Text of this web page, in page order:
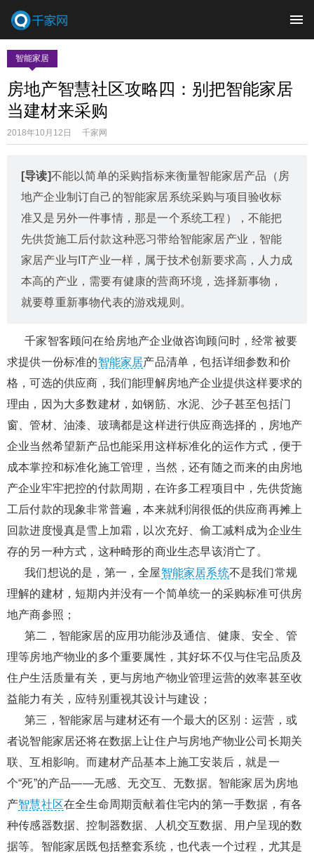
智能家居
房地产智慧社区攻略四：别把智能家居
当建材来采购
2018年10月12日 千家网
[导读]不能以简单的采购指标来衡量智能家居产品（房
地产企业制订自己的智能家居系统采购与项目验收标
准又是另外一件事情，那是一个系统工程），不能把
先供货施工后付款这种恶习带给智能家居产业，智能
家居产业与IT产业一样，属于技术创新要求高，人力成
本高的产业，需要有健康的营商环境，选择新事物，
就要尊重新事物代表的游戏规则。
千家智客顾问在给房地产企业做咨询顾问时，经常被要
求提供一份标准的智能家居产品清单，包括详细参数和价
格，可选的供应商，我们能理解房地产企业提供这样要求的
理由，因为大多数建材，如钢筋、水泥、沙子甚至包括门
窗、管材、油漆、玻璃都是这样进行供应商选择的，房地产
企业当然希望新产品也能采用这样标准化的运作方式，便于
成本掌控和标准化施工管理，当然，还有随之而来的由房地
产企业牢牢把控的付款周期，在许多工程项目中，先供货施
工后付款的现象非常普遍，本来就利润很低的供应商再摊上
回款进度慢真是雪上加霜，以次充好、偷工减料成为企业生
存的另一种方式，这种畸形的商业生态早该消亡了。
我们想说的是，第一，全屋智能家居系统不是我们常规
理解的建材，短期内并没有一个简单统一的采购标准可供房
地产商参照；
第二，智能家居的应用功能涉及通信、健康、安全、管
理等房地产物业的多个重要属性，其好坏不仅与住宅品质及
住户生活质量有关，更与房地产物业管理运营的效率甚至收
益能力有关，应特别重视其设计与建设；
第三，智能家居与建材还有一个最大的区别：运营，或
者说智能家居还将在数据上让住户与房地产物业公司长期关
联、互相影响。而建材产品基本上施工安装后，就是一
个“死”的产品——无感、无交互、无数据。智能家居为房地
产智慧社区在全生命周期贡献着住宅内的第一手数据，有各
种传感器数据、控制器数据、人机交互数据、用户呈现的数
据等。智能家居既包括整套系统，也代表一个过程，尤其是